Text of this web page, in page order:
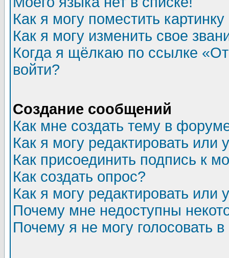
Как я могу поместить
Как я могу изменить свое
Когда я щёлкаю по ссылке
войти?
Создание сообщений
Как мне создать тему в
Как я могу редактировать или
Как присоединить подпись к
Как создать опрос?
Как я могу редактировать или
Почему мне недоступны
Почему я не могу голосовать